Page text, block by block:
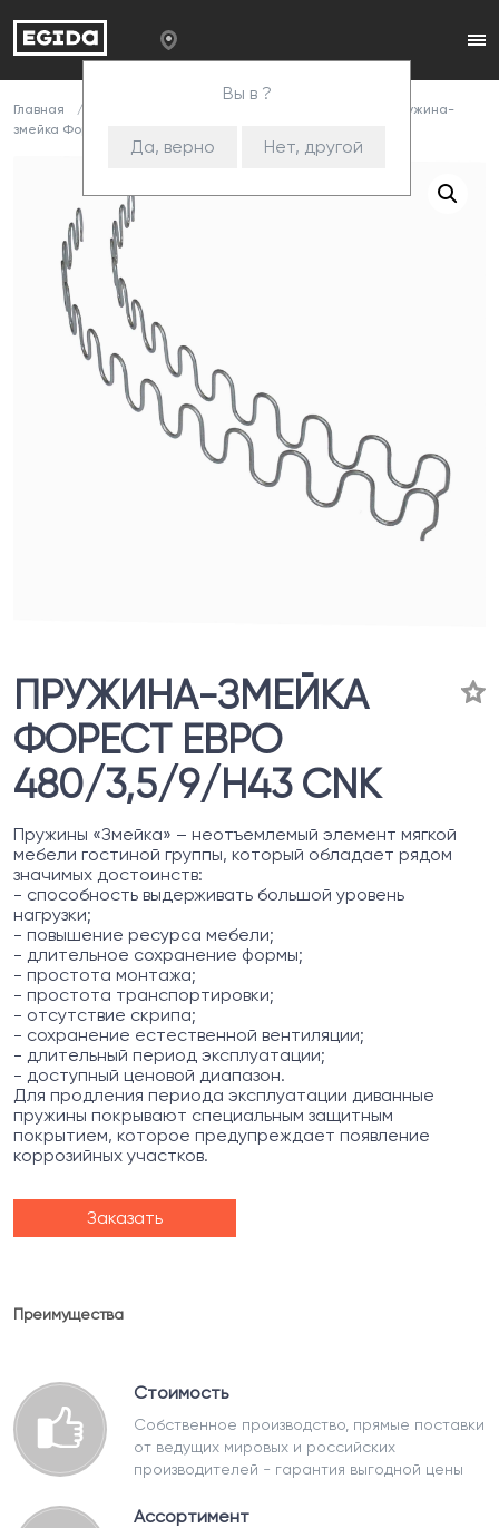
Вы в ?
Да, верно Нет, другой
Главная
Пружина-
змейка Форест ЕВРО 480/3,5/9/h43 cnk
ПРУЖИНА-ЗМЕЙКА
ФОРЕСТ ЕВРО
480/3,5/9/H43 CNK
Пружины «Змейка» – неотъемлемый элемент мягкой
мебели гостиной группы, который обладает рядом
значимых достоинств:
- способность выдерживать большой уровень
нагрузки;
- повышение ресурса мебели;
- длительное сохранение формы;
- простота монтажа;
- простота транспортировки;
- отсутствие скрипа;
- сохранение естественной вентиляции;
- длительный период эксплуатации;
- доступный ценовой диапазон.
Для продления периода эксплуатации диванные
пружины покрывают специальным защитным
покрытием, которое предупреждает появление
коррозийных участков.
Заказать
Преимущества
Стоимость
Собственное производство, прямые поставки
от ведущих мировых и российских
производителей - гарантия выгодной цены
Ассортимент